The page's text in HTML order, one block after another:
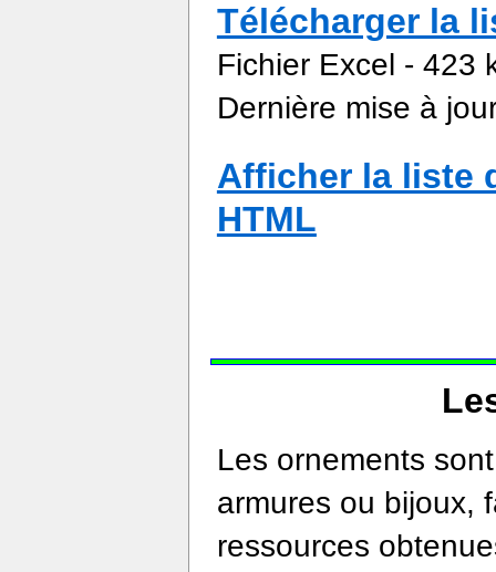
Télécharger la
Fichier Excel - 423
Dernière mise à
Afficher la liste
HTML
Les ornements
armures ou bijoux,
ressources